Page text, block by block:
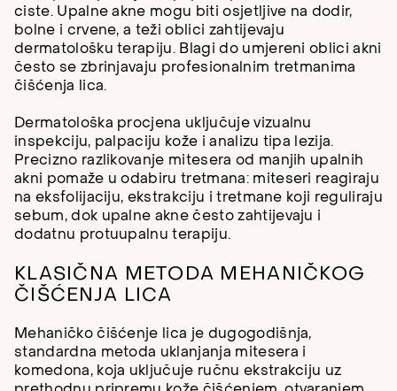
ciste. Upalne akne mogu biti osjetljive na dodir,
bolne i crvene, a teži oblici zahtijevaju
dermatološku terapiju. Blagi do umjereni oblici akni
često se zbrinjavaju profesionalnim tretmanima
čišćenja lica.
Dermatološka procjena uključuje vizualnu
inspekciju, palpaciju kože i analizu tipa lezija.
Precizno razlikovanje mitesera od manjih upalnih
akni pomaže u odabiru tretmana: miteseri reagiraju
na eksfolijaciju, ekstrakciju i tretmane koji reguliraju
sebum, dok upalne akne često zahtijevaju i
dodatnu protuupalnu terapiju.
KLASIČNA METODA MEHANIČKOG
ČIŠĆENJA LICA
Mehaničko čišćenje lica je dugogodišnja,
standardna metoda uklanjanja mitesera i
komedona, koja uključuje ručnu ekstrakciju uz